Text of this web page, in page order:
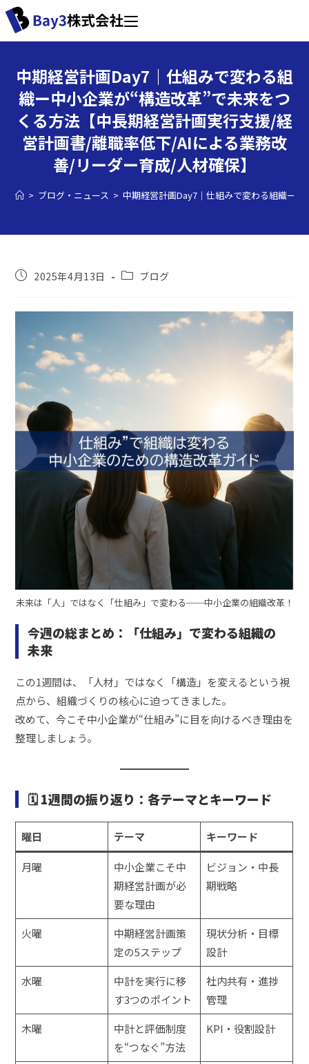
中期経営計画Day7｜仕組みで変わる組
織ー中小企業が“構造改革”で未来をつ
くる方法【中長期経営計画実行支援/経
営計画書/離職率低下/AIによる業務改
善/リーダー育成/人材確保】
> ブログ・ニュース > 中期経営計画Day7｜仕組みで変わる組織ー
2025年4月13日 ブログ
未来は「人」ではなく「仕組み」で変わる──中小企業の組織改革！
今週の総まとめ：「仕組み」で変わる組織の
未来
この1週間は、「人材」ではなく「構造」を変えるという視
点から、組織づくりの核心に迫ってきました。
改めて、今こそ中小企業が“仕組み”に目を向けるべき理由を
整理しましょう。
🗓 1週間の振り返り：各テーマとキーワード
曜日 テーマ キーワード
月曜
中小企業こそ中
期経営計画が必
要な理由
ビジョン・中長
期戦略
火曜
中期経営計画策
定の5ステップ
現状分析・目標
設計
水曜
中計を実行に移
す3つのポイント
社内共有・進捗
管理
木曜
中計と評価制度
を“つなぐ”方法
KPI・役割設計